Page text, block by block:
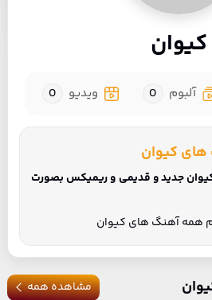
کیوان
آلبوم 0 ویدیو 0
های کیوان
جدید و قدیمی و ریمیکس بصورت
همه آهنگ های کیوان
مشاهده همه